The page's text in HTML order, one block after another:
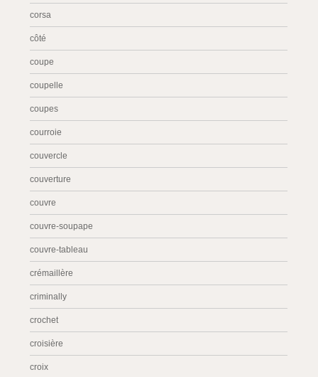
corsa
côté
coupe
coupelle
coupes
courroie
couvercle
couverture
couvre
couvre-soupape
couvre-tableau
crémaillère
criminally
crochet
croisière
croix